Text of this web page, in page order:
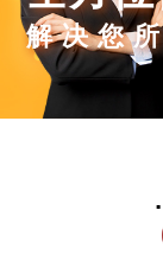
解决您